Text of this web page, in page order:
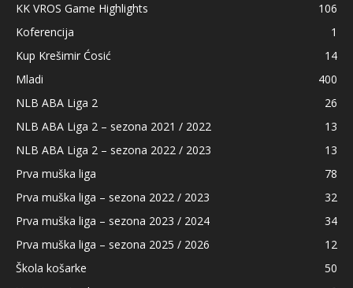
KK VROS Game Highlights
106
Koferencija
1
Kup Krešimir Ćosić
14
Mladi
400
NLB ABA Liga 2
26
NLB ABA Liga 2 – sezona 2021 / 2022
13
NLB ABA Liga 2 – sezona 2022 / 2023
13
Prva muška liga
78
Prva muška liga – sezona 2022 / 2023
32
Prva muška liga – sezona 2023 / 2024
34
Prva muška liga – sezona 2025 / 2026
12
Škola košarke
50